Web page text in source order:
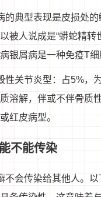
的典型表现是皮损处
被人说成是“蟒蛇精
银屑病是一种免疫T细
关节炎型：占5%，
溶解，伴或不伴骨质
红皮病型。
不能传染
不会传染给其他人。